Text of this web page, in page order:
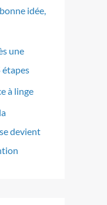
idée,
une
étapes
à linge
devient